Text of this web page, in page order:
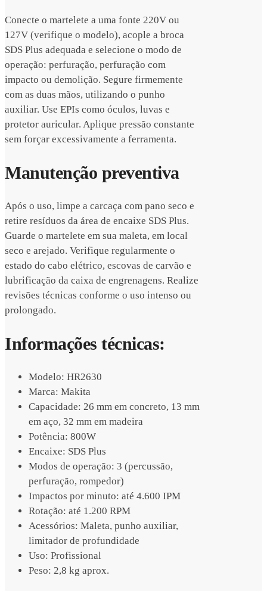
Conecte o martelete a uma fonte 220V ou
127V (verifique o modelo), acople a broca
SDS Plus adequada e selecione o modo de
operação: perfuração, perfuração com
impacto ou demolição. Segure firmemente
com as duas mãos, utilizando o punho
auxiliar. Use EPIs como óculos, luvas e
protetor auricular. Aplique pressão constante
sem forçar excessivamente a ferramenta.
Manutenção preventiva
Após o uso, limpe a carcaça com pano seco e
retire resíduos da área de encaixe SDS Plus.
Guarde o martelete em sua maleta, em local
seco e arejado. Verifique regularmente o
estado do cabo elétrico, escovas de carvão e
lubrificação da caixa de engrenagens. Realize
revisões técnicas conforme o uso intenso ou
prolongado.
Informações técnicas:
Modelo: HR2630
Marca: Makita
Capacidade: 26 mm em concreto, 13 mm
em aço, 32 mm em madeira
Potência: 800W
Encaixe: SDS Plus
Modos de operação: 3 (percussão,
perfuração, rompedor)
Impactos por minuto: até 4.600 IPM
Rotação: até 1.200 RPM
Acessórios: Maleta, punho auxiliar,
limitador de profundidade
Uso: Profissional
Peso: 2,8 kg aprox.